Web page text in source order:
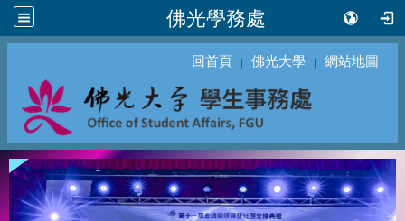
佛光學務處
回首頁 ｜ 佛光大學 ｜ 網站地圖